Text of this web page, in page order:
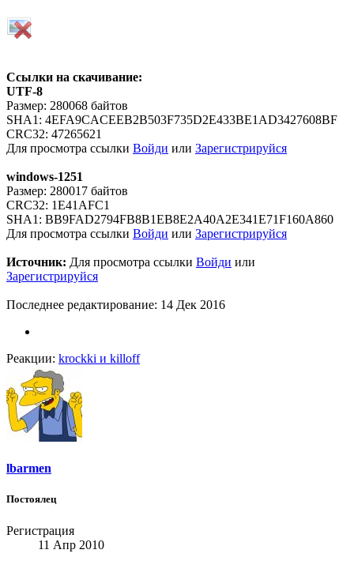
Ссылки на скачивание:
UTF-8
Размер: 280068 байтов
SHA1: 4EFA9CACEEB2B503F735D2E433BE1AD3427608BF
CRC32: 47265621
Для просмотра ссылки Войди или Зарегистрируйся
windows-1251
Размер: 280017 байтов
CRC32: 1E41AFC1
SHA1: BB9FAD2794FB8B1EB8E2A40A2E341E71F160A860
Для просмотра ссылки Войди или Зарегистрируйся
Источник: Для просмотра ссылки Войди или
Зарегистрируйся
Последнее редактирование: 14 Дек 2016
Реакции: krockki и killoff
lbarmen
Постоялец
Регистрация
11 Апр 2010